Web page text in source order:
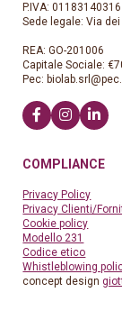
P.IVA: 01183140316
Sede legale: Via
REA: GO-201006
Capitale Sociale:
Pec:
COMPLIANCE
Privacy Policy
Privacy Clienti/
Cookie policy
Modello 231
Codice etico
Whistleblowing
concept design